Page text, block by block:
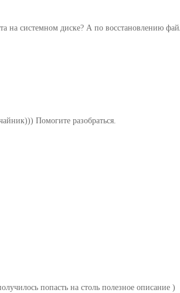
на системном диске? А по восстановлению
Помогите разобраться.
попасть на столь полезное описание )